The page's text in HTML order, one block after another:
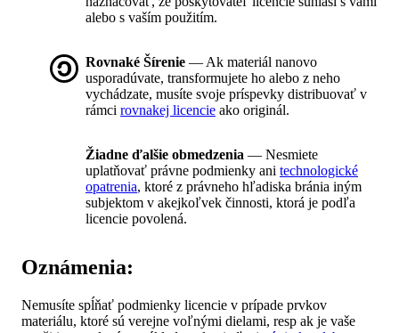
alebo s vaším použitím.
Rovnaké Šírenie — Ak materiál nanovo
usporadúvate, transformujete ho alebo z neho
vychádzate, musíte svoje príspevky distribuovať v
rámci rovnakej licencie ako originál.
Žiadne ďalšie obmedzenia — Nesmiete
uplatňovať právne podmienky ani technologické
opatrenia, ktoré z právneho hľadiska bránia iným
subjektom v akejkoľvek činnosti, ktorá je podľa
licencie povolená.
Oznámenia:
Nemusíte spĺňať podmienky licencie v prípade prvkov
materiálu, ktoré sú verejne voľnými dielami, resp ak je vaše